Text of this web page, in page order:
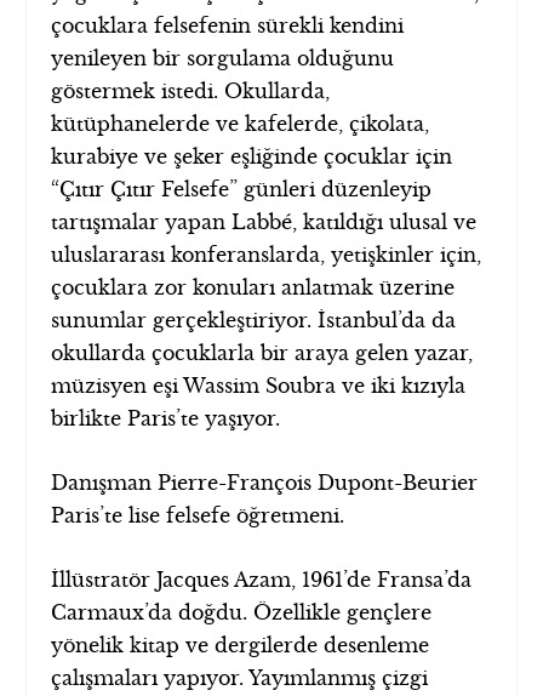
çocuklara felsefenin sürekli kendini
yenileyen bir sorgulama olduğunu
göstermek istedi. Okullarda,
kütüphanelerde ve kafelerde, çikolata,
kurabiye ve şeker eşliğinde çocuklar için
“Çıtır Çıtır Felsefe” günleri düzenleyip
tartışmalar yapan Labbé, katıldığı ulusal ve
uluslararası konferanslarda, yetişkinler için,
çocuklara zor konuları anlatmak üzerine
sunumlar gerçekleştiriyor. İstanbul’da da
okullarda çocuklarla bir araya gelen yazar,
müzisyen eşi Wassim Soubra ve iki kızıyla
birlikte Paris’te yaşıyor.
Danışman Pierre-François Dupont-Beurier
Paris’te lise felsefe öğretmeni.
İllüstratör Jacques Azam, 1961’de Fransa’da
Carmaux’da doğdu. Özellikle gençlere
yönelik kitap ve dergilerde desenleme
çalışmaları yapıyor. Yayımlanmış çizgi